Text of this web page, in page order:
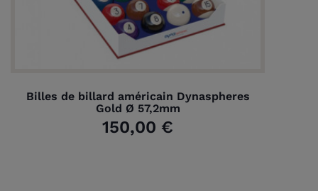
Billes de billard américain Dynaspheres
Gold Ø 57,2mm
150,00 €